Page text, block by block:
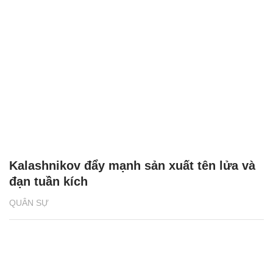
QUÂN SỰ
Kalashnikov đẩy mạnh sản xuất tên lửa và
đạn tuần kích